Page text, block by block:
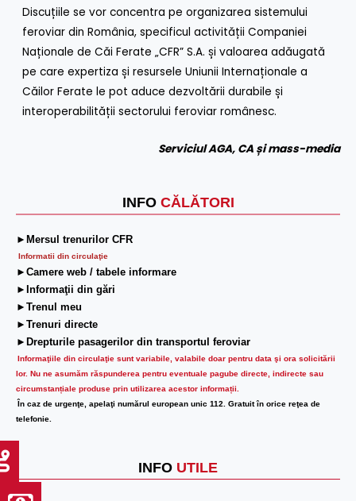
INFO CĂLĂTORI
►Mersul trenurilor CFR
Informatii din circulaţie
►Camere web / tabele informare
►Informaţii din gări
►Trenul meu
►Trenuri directe
►Drepturile pasagerilor din transportul feroviar
Informaţiile din circulaţie sunt variabile, valabile doar pentru data şi ora solicitării
lor. Nu ne asumăm răspunderea pentru eventuale pagube directe, indirecte sau
circumstanțiale produse prin utilizarea acestor informații.
În caz de urgenţe, apelaţi numărul european unic 112. Gratuit în orice reţea de
telefonie.
INFO UTILE
Discuțiile se vor concentra pe organizarea sistemului
feroviar din România, specificul activității Companiei
Naționale de Căi Ferate „CFR” S.A. și valoarea adăugată
pe care expertiza și resursele Uniunii Internaționale a
Căilor Ferate le pot aduce dezvoltării durabile și
interoperabilității sectorului feroviar românesc.
Serviciul AGA, CA și mass-media